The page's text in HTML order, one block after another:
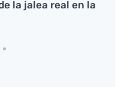
la jalea real en la